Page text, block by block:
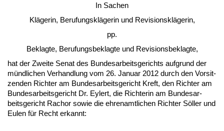
In Sa­chen
Kläge­rin, Be­ru­fungskläge­rin und Re­vi­si­onskläge­rin,
pp.
Be­klag­te, Be­ru­fungs­be­klag­te und Re­vi­si­ons­be­klag­te,
hat der Zwei­te Se­nat des Bun­des­ar­beits­ge­richts auf­grund der
münd­li­chen Ver­hand­lung vom 26. Ja­nu­ar 2012 durch den Vor­sit­
zen­den Rich­ter am Bun­des­ar­beits­ge­richt Kreft, den Rich­ter am
Bun­des­ar­beits­ge­richt Dr. Ey­lert, die Rich­te­rin am Bun­des­ar­
beits­ge­richt Ra­chor so­wie die eh­ren­amt­li­chen Rich­ter Söller und
Eu­len für Recht er­kannt: